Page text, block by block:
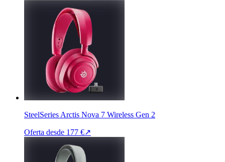
SteelSeries Arctis Nova 7 Wireless Gen 2
Oferta desde 177 €↗